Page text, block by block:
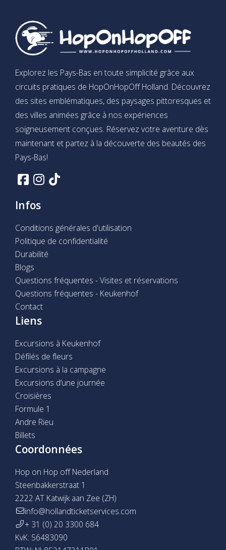
Explorez les Pays-Bas en toute simplicité grâce aux
circuits pratiques de HopOnHopOff Holland. Découvrez
des sites emblématiques, des paysages pittoresques et
des villes animées grâce à nos expériences
soigneusement conçues. Réservez votre aventure dès
maintenant et partez à la découverte des beautés des
Pays-Bas!
Infos
Conditions générales d'utilisation
Politique de confidentialité
Durabilité
Blogs
Questions fréquentes - Visites et réservations
Questions fréquentes - Keukenhof
Contact
Liens
Excursions à Keukenhof
Défilés de fleurs
Excursions à la campagne
Excursions d’une journée
Croisières
Formule 1
Andre Rieu
Billets
Coordonnées
Hop on Hop off Nederland
Steenbakkerstraat 1
2222 AT Katwijk aan Zee (ZH)
info@hollandticketservices.com
+ 31 (0) 20 3300 684
KvK: 56483090